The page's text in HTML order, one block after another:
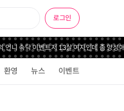
로그인
속닥 이벤트저 13살 여자인데 좀 양성애자
환영 뉴스 이벤트